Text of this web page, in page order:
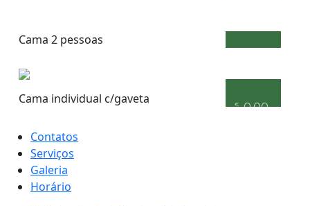
Cama 2 pessoas
€ 0.00
Cama individual c/gaveta
Contatos
Serviços
Galeria
Horário